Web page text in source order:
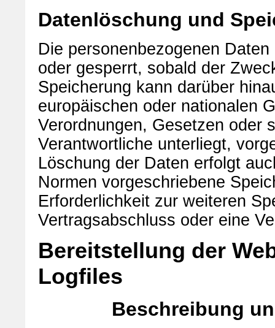
Datenlöschung und
Die personenbezogenen
oder gesperrt, sobald der
Speicherung kann darüber
europäischen oder nationalen
Verordnungen, Gesetzen oder
Verantwortliche unterliegt,
Löschung der Daten erfolgt
Normen vorgeschriebene
Erforderlichkeit zur weiteren
Vertragsabschluss oder eine
Bereitstellung der
Logfiles
Beschreibung